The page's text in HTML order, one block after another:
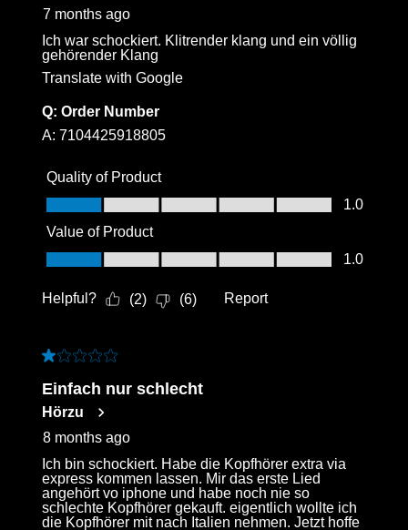
7 months ago
Ich war schockiert. Klitrender klang und ein völlig
gehörender Klang
Translate with Google
Q: Order Number
A: 7104425918805
Quality of Product
Quality of Product, 1.0 out of 5
1.0
Value of Product
Value of Product, 1.0 out of 5
1.0
Helpful? (2) (6) Report
1 out of 5 stars.
Einfach nur schlecht
Hörzu
8 months ago
Ich bin schockiert. Habe die Kopfhörer extra via
express kommen lassen. Mir das erste Lied
angehört vo iphone und habe noch nie so
schlechte Kopfhörer gekauft. eigentlich wollte ich
die Kopfhörer mit nach Italien nehmen. Jetzt hoffe